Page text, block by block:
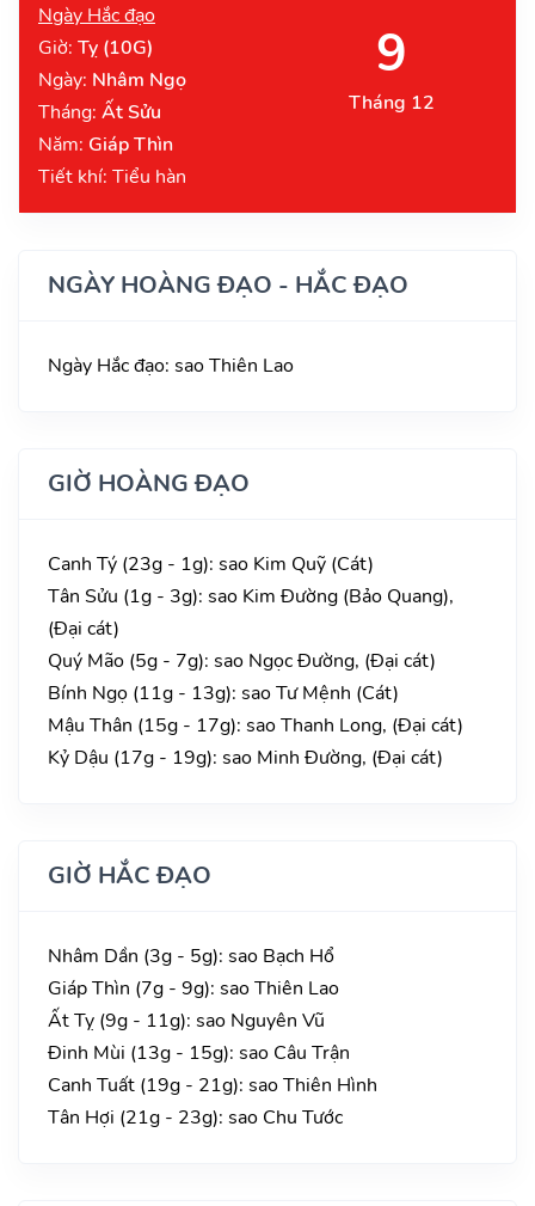
Ngày Hắc đạo
Giờ: Tỵ (10G)
Ngày: Nhâm Ngọ
Tháng: Ất Sửu
Năm: Giáp Thìn
Tiết khí: Tiểu hàn
9
Tháng 12
NGÀY HOÀNG ĐẠO - HẮC ĐẠO
Ngày Hắc đạo: sao Thiên Lao
GIỜ HOÀNG ĐẠO
Canh Tý (23g - 1g): sao Kim Quỹ (Cát)
Tân Sửu (1g - 3g): sao Kim Đường (Bảo Quang),
(Đại cát)
Quý Mão (5g - 7g): sao Ngọc Đường, (Đại cát)
Bính Ngọ (11g - 13g): sao Tư Mệnh (Cát)
Mậu Thân (15g - 17g): sao Thanh Long, (Đại cát)
Kỷ Dậu (17g - 19g): sao Minh Đường, (Đại cát)
GIỜ HẮC ĐẠO
Nhâm Dần (3g - 5g): sao Bạch Hổ
Giáp Thìn (7g - 9g): sao Thiên Lao
Ất Tỵ (9g - 11g): sao Nguyên Vũ
Đinh Mùi (13g - 15g): sao Câu Trận
Canh Tuất (19g - 21g): sao Thiên Hình
Tân Hợi (21g - 23g): sao Chu Tước